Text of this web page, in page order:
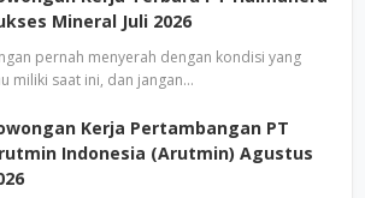
Mineral Juli 2026
pernah menyerah dengan kondisi yang
miliki saat ini, dan jangan…
Kerja Pertambangan PT
Indonesia (Arutmin) Agustus